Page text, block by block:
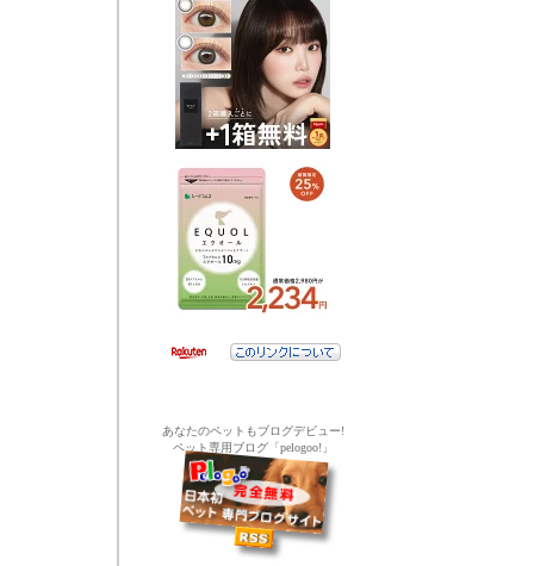
あなたのペットもブログデビュー!
ペット専用ブログ「pelogoo!」